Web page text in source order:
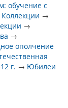
обучение с
Коллекции →
→
→
ополчение
г. → Юбилеи